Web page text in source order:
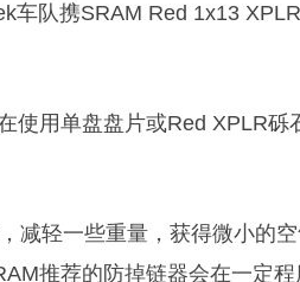
车队携SRAM Red 1x13
使用单盘盘片或Red XPLR
减轻一些重量，获得微小的
推荐的防掉链器会在一定